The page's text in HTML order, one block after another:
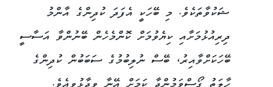
ޝަކުވާތަކެވެ. މި ބޭހަކީ އެފަދަ ކުދިންގެ އާންމު
ދިރިއުޅުމަށާއި ކިޔެވުމަށް ކޮންމެހެން ބޭނުންވާ އަސާސީ
ބޭހަކަށްވާއިރު، ބޭސް ނުލިބުމުގެ ސަބަބުން ކުދިންގެ